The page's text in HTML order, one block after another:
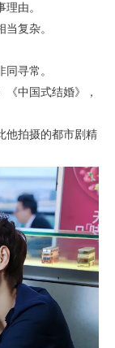
由。
复杂。
寻常。
中国式结婚》，
他拍摄的都市剧精